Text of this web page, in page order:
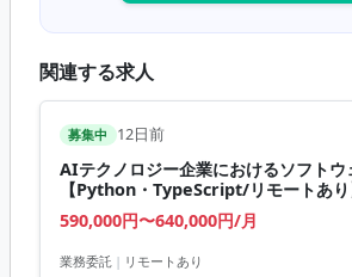
関連する求人
募集中 12日前
AIテクノロジー企業におけるソフトウ
【Python・TypeScript/リモートあり
590,000円〜640,000円/月
業務委託 | リモートあり